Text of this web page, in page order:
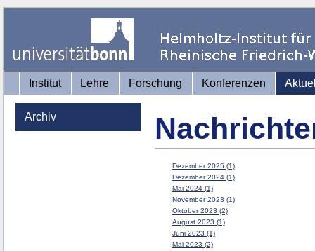
Institut Lehre Forschung Konferenzen
Archiv
Dezember 2025 (1)
Dezember 2024 (1)
Mai 2024 (1)
November 2023 (1)
Oktober 2023 (2)
August 2023 (1)
Juni 2023 (1)
Mai 2023 (2)